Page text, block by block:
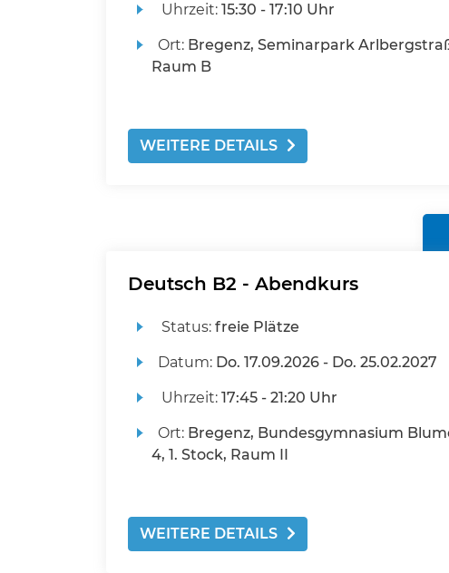
Uhrzeit: 15:30 - 17:10 Uhr
Ort: Bregenz, Seminarpark
Raum B
WEITERE DETAILS
Deutsch B2 - Abendkurs
Status: freie Plätze
Datum: Do. 17.09.2026 - Do. 25.02.2027
Uhrzeit: 17:45 - 21:20 Uhr
Ort: Bregenz, Bundesgymnasium
4, 1. Stock, Raum II
WEITERE DETAILS